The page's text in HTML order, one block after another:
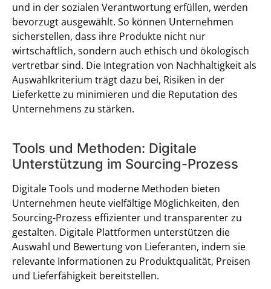
und in der sozialen Verantwortung erfüllen, werden
bevorzugt ausgewählt. So können Unternehmen
sicherstellen, dass ihre Produkte nicht nur
wirtschaftlich, sondern auch ethisch und ökologisch
vertretbar sind. Die Integration von Nachhaltigkeit als
Auswahlkriterium trägt dazu bei, Risiken in der
Lieferkette zu minimieren und die Reputation des
Unternehmens zu stärken.
Tools und Methoden: Digitale
Unterstützung im Sourcing-Prozess
Digitale Tools und moderne Methoden bieten
Unternehmen heute vielfältige Möglichkeiten, den
Sourcing-Prozess effizienter und transparenter zu
gestalten. Digitale Plattformen unterstützen die
Auswahl und Bewertung von Lieferanten, indem sie
relevante Informationen zu Produktqualität, Preisen
und Lieferfähigkeit bereitstellen.